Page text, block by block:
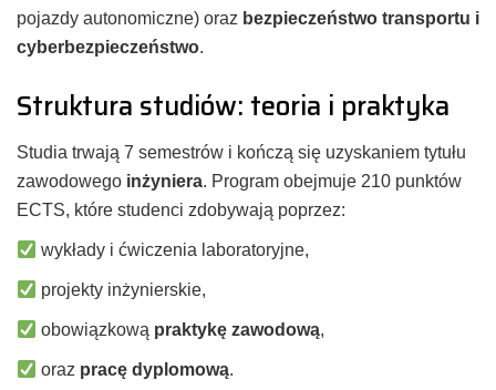
pojazdy autonomiczne) oraz bezpieczeństwo transportu i
cyberbezpieczeństwo.
Struktura studiów: teoria i praktyka
Studia trwają 7 semestrów i kończą się uzyskaniem tytułu
zawodowego inżyniera. Program obejmuje 210 punktów
ECTS, które studenci zdobywają poprzez:
wykłady i ćwiczenia laboratoryjne,
projekty inżynierskie,
obowiązkową praktykę zawodową,
oraz pracę dyplomową.